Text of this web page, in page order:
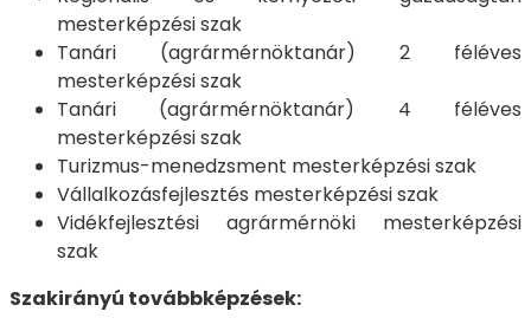
mesterképzési szak
Tanári (agrármérnöktanár) 2 féléves
mesterképzési szak
Tanári (agrármérnöktanár) 4 féléves
mesterképzési szak
Turizmus-menedzsment mesterképzési szak
Vállalkozásfejlesztés mesterképzési szak
Vidékfejlesztési agrármérnöki mesterképzési
szak
Szakirányú továbbképzések: